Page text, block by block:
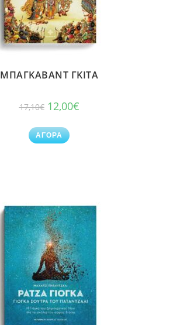
ΜΠΑΓΚΑΒΑΝΤ ΓΚΙΤΑ
17,10€ 12,00€
ΑΓΟΡΑ